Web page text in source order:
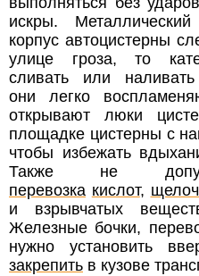
искры.
корпус автоцистерны
улице гроза, то
сливать или наливать
они легко
открывают люки
площадке цистерны с
чтобы избежать
Также не
перевозка кислот,
и взрывчатых
Железные бочки,
нужно установить
закрепить в кузове